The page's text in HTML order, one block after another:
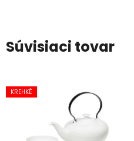
Súvisiaci tovar
KREHKÉ